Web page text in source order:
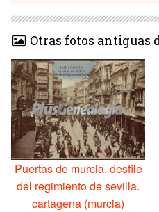
Otras fotos antiguas
Puertas de murcia. desfile
del regimiento de sevilla.
cartagena (murcia)